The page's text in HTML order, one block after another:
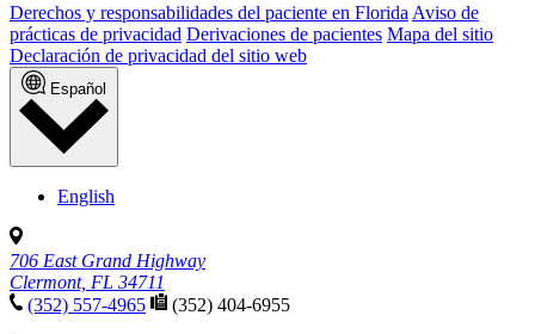
Derechos y responsabilidades del paciente en FloridaAviso de
prácticas de privacidad Derivaciones de pacientes Mapa del sitio
Declaración de privacidad del sitio web
Español
English
706 East Grand Highway
Clermont, FL 34711
(352) 557-4965
(352) 404-6955